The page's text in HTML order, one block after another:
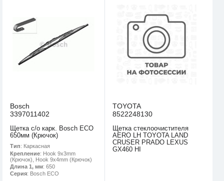
Bosch
3397011402
Щетка с/о карк. Bosch ECO
650мм (Крючок)
Тип: Каркасная
Крепление: Hook 9x3mm
(Крючок), Hook 9x4mm (Крючок)
Длина 1, мм: 650
Серия: Bosch ECO
TOYOTA
8522248130
Щетка стеклоочистителя
AERO LH TOYOTA LAND
CRUSER PRADO LEXUS
GX460 HI